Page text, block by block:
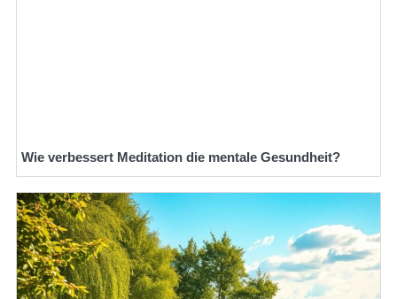
Wie verbessert Meditation die mentale Gesundheit?